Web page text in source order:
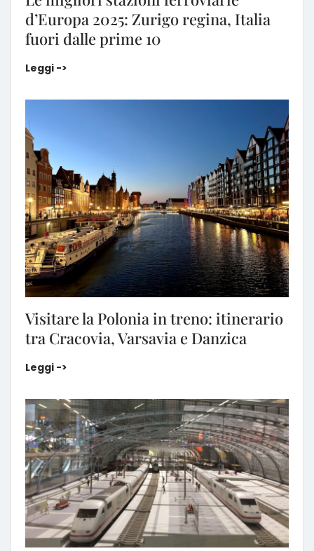
d’Europa 2025: Zurigo regina, Italia
fuori dalle prime 10
Leggi ->
Visitare la Polonia in treno: itinerario
tra Cracovia, Varsavia e Danzica
Leggi ->